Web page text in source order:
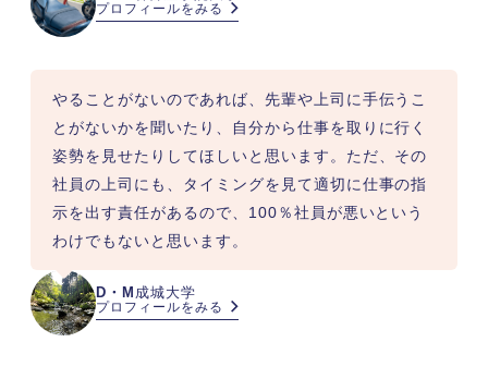
プロフィールをみる
D・M 成城大学
プロフィールをみる
やることがないのであれば、先輩や上司に手伝うこ
とがないかを聞いたり、自分から仕事を取りに行く
姿勢を見せたりしてほしいと思います。ただ、その
社員の上司にも、タイミングを見て適切に仕事の指
示を出す責任があるので、100％社員が悪いという
わけでもないと思います。